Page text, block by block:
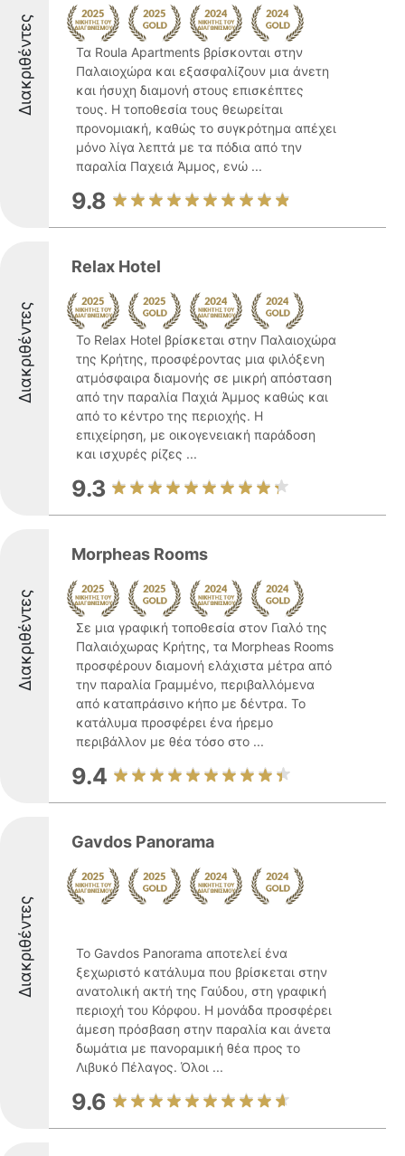
Διακριθέντες
Τα Roula Apartments βρίσκονται στην
Παλαιοχώρα και εξασφαλίζουν μια άνετη
και ήσυχη διαμονή στους επισκέπτες
τους. Η τοποθεσία τους θεωρείται
προνομιακή, καθώς το συγκρότημα απέχει
μόνο λίγα λεπτά με τα πόδια από την
παραλία Παχειά Άμμος, ενώ ...
9.8
Διακριθέντες
Relax Hotel
Το Relax Hotel βρίσκεται στην Παλαιοχώρα
της Κρήτης, προσφέροντας μια φιλόξενη
ατμόσφαιρα διαμονής σε μικρή απόσταση
από την παραλία Παχιά Άμμος καθώς και
από το κέντρο της περιοχής. Η
επιχείρηση, με οικογενειακή παράδοση
και ισχυρές ρίζες ...
9.3
Διακριθέντες
Morpheas Rooms
Σε μια γραφική τοποθεσία στον Γιαλό της
Παλαιόχωρας Κρήτης, τα Morpheas Rooms
προσφέρουν διαμονή ελάχιστα μέτρα από
την παραλία Γραμμένο, περιβαλλόμενα
από καταπράσινο κήπο με δέντρα. Το
κατάλυμα προσφέρει ένα ήρεμο
περιβάλλον με θέα τόσο στο ...
9.4
Διακριθέντες
Gavdos Panorama
Το Gavdos Panorama αποτελεί ένα
ξεχωριστό κατάλυμα που βρίσκεται στην
ανατολική ακτή της Γαύδου, στη γραφική
περιοχή του Κόρφου. Η μονάδα προσφέρει
άμεση πρόσβαση στην παραλία και άνετα
δωμάτια με πανοραμική θέα προς το
Λιβυκό Πέλαγος. Όλοι ...
9.6